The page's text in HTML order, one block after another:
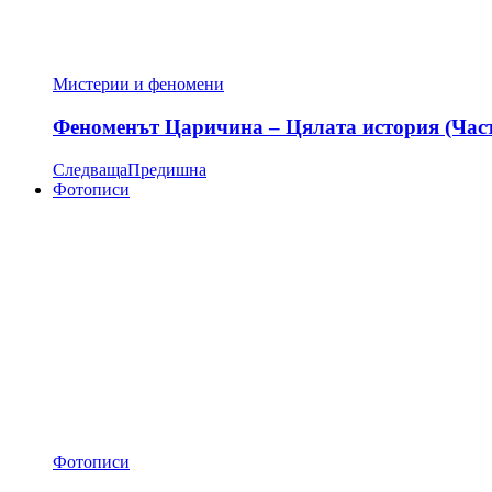
Мистерии и феномени
Феноменът Царичина – Цялата история
СледващаПредишна
Фотописи
Фотописи